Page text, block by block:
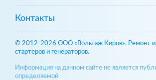
Контакты
© 2012-2026 ООО «Вольтаж Киров». Ремонт и
стартеров и генераторов.
Информация на данном сайте не является
определяемой